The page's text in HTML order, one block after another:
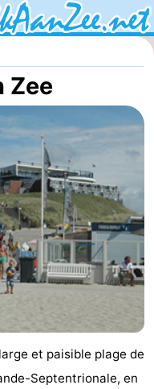
Zee
et paisible plage de
Septentrionale, en